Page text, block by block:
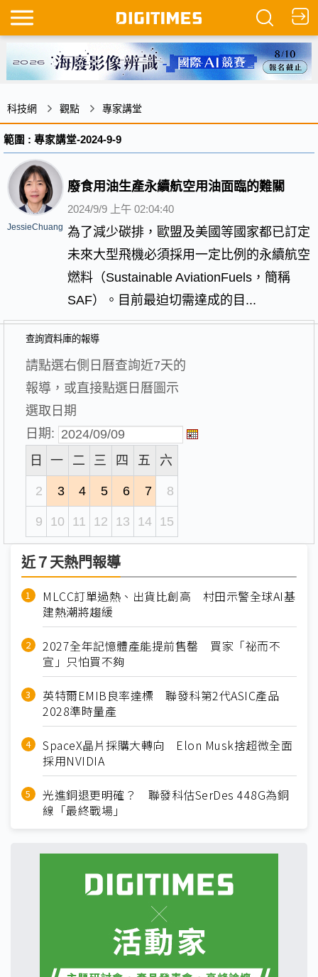
科技網 觀點 專家講堂
範圍 : 專家講堂-2024-9-9
JessieChuang
廢食用油生產永續航空用油面臨的難關
2024/9/9 上午 02:04:40
為了減少碳排，歐盟及美國等國家都已訂定
未來大型飛機必須採用一定比例的永續航空
燃料（Sustainable AviationFuels，簡稱
SAF）。目前最迫切需達成的目...
查詢資料庫的報導
請點選右側日曆查詢近7天的
報導，或直接點選日曆圖示
選取日期
日期:
日
一 二 三 四 五 六
2 3 4 5 6 7 8
9 10 11 12 13 14 15
近７天熱門報導
MLCC訂單過熱、出貨比創高 村田示警全球AI基
建熱潮將趨緩
2027全年記憶體產能提前售罄 買家「祕而不
宣」只怕買不夠
英特爾EMIB良率達標 聯發科第2代ASIC產品
2028準時量產
SpaceX晶片採購大轉向 Elon Musk捨超微全面
採用NVIDIA
光進銅退更明確？ 聯發科估SerDes 448G為銅
線「最終戰場」